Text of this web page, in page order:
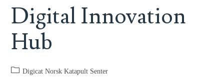
Digital Innovation
Hub
Digicat Norsk Katapult Senter